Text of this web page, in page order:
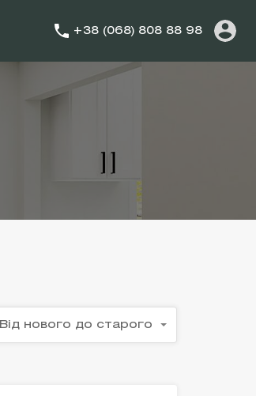
+38 (068) 808 88 98
Від нового до старого